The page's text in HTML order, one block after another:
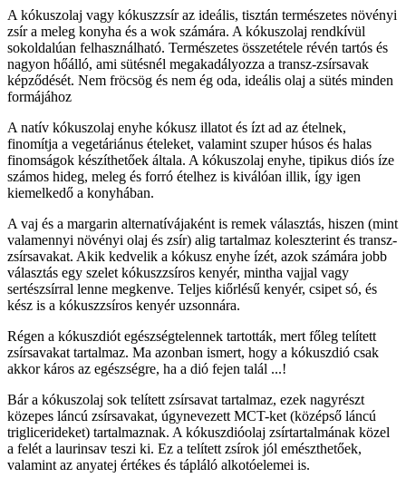
A kókuszolaj vagy kókuszzsír az ideális, tisztán természetes növényi
zsír a meleg konyha és a wok számára. A kókuszolaj rendkívül
sokoldalúan felhasználható. Természetes összetétele révén tartós és
nagyon hőálló, ami sütésnél megakadályozza a transz-zsírsavak
képződését. Nem fröcsög és nem ég oda, ideális olaj a sütés minden
formájához
A natív kókuszolaj enyhe kókusz illatot és ízt ad az ételnek,
finomítja a vegetáriánus ételeket, valamint szuper húsos és halas
finomságok készíthetőek általa. A kókuszolaj enyhe, tipikus diós íze
számos hideg, meleg és forró ételhez is kiválóan illik, így igen
kiemelkedő a konyhában.
A vaj és a margarin alternatívájaként is remek választás, hiszen (mint
valamennyi növényi olaj és zsír) alig tartalmaz koleszterint és transz-
zsírsavakat. Akik kedvelik a kókusz enyhe ízét, azok számára jobb
választás egy szelet kókuszzsíros kenyér, mintha vajjal vagy
sertészsírral lenne megkenve. Teljes kiőrlésű kenyér, csipet só, és
kész is a kókuszzsíros kenyér uzsonnára.
Régen a kókuszdiót egészségtelennek tartották, mert főleg telített
zsírsavakat tartalmaz. Ma azonban ismert, hogy a kókuszdió csak
akkor káros az egészségre, ha a dió fejen talál ...!
Bár a kókuszolaj sok telített zsírsavat tartalmaz, ezek nagyrészt
közepes láncú zsírsavakat, úgynevezett MCT-ket (középső láncú
triglicerideket) tartalmaznak. A kókuszdióolaj zsírtartalmának közel
a felét a laurinsav teszi ki. Ez a telített zsírok jól emészthetőek,
valamint az anyatej értékes és tápláló alkotóelemei is.